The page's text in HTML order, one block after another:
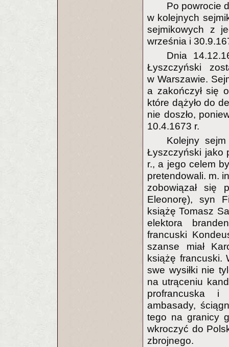
Po powrocie
w kolejnych
sejmikowych z
września i
Dnia
Łyszczyński
w Warszawie.
a zakończył się
które dążyło do
nie doszło,
10.4.1673 r.
Kolejny
Łyszczyński jako
r., a jego celem
pretendowali. m.
zobowiązał się
Eleonorę), syn
książę Tomasz
elektora
francuski
szanse miał
książę francuski.
swe wysiłki nie
na utrąceniu
profrancuska i
ambasady,
tego na granicy
wkroczyć do
zbrojnego.